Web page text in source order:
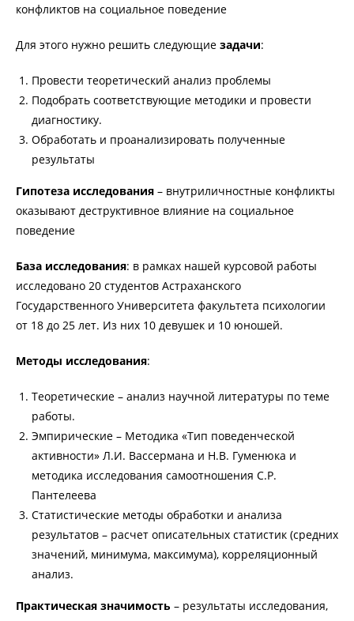
конфликтов на социальное поведение
Для этого нужно решить следующие задачи:
Провести теоретический анализ проблемы
Подобрать соответствующие методики и провести
диагностику.
Обработать и проанализировать полученные
результаты
Гипотеза исследования – внутриличностные конфликты
оказывают деструктивное влияние на социальное
поведение
База исследования: в рамках нашей курсовой работы
исследовано 20 студентов Астраханского
Государственного Университета факультета психологии
от 18 до 25 лет. Из них 10 девушек и 10 юношей.
Методы исследования:
Теоретические – анализ научной литературы по теме
работы.
Эмпирические – Методика «Тип поведенческой
активности» Л.И. Вассермана и Н.В. Гуменюка и
методика исследования самоотношения С.Р.
Пантелеева
Статистические методы обработки и анализа
результатов – расчет описательных статистик (средних
значений, минимума, максимума), корреляционный
анализ.
Практическая значимость – результаты исследования,